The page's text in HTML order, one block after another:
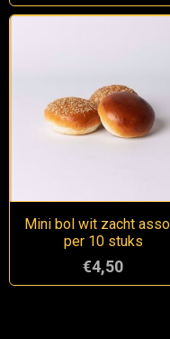
Mini bol wit zacht
per 10 stuks
€4,50